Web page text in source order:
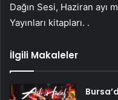
Dağın Sesi, Haziran ayı
Yayınları kitapları. .
İlgili Makaleler